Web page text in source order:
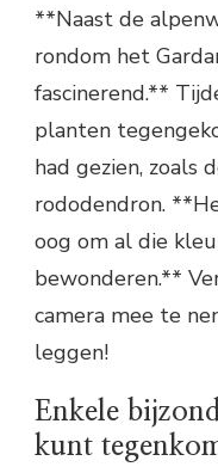
**Naast de
rondom het
fascinerend.**
planten
had gezien, zoals
rododendron.
oog om al die
bewonderen.**
camera mee te
leggen!
Enkele
kunt